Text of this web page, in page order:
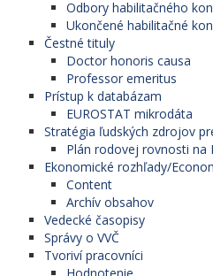
Odbory habilitačného
Ukončené habilitačné
Čestné tituly
Doctor honoris causa
Professor emeritus
Prístup k databázam
EUROSTAT mikrodáta
Stratégia ľudských zdrojov
Plán rodovej rovnosti na
Ekonomické rozhľady/
Content
Archív obsahov
Vedecké časopisy
Správy o VVČ
Tvoriví pracovníci